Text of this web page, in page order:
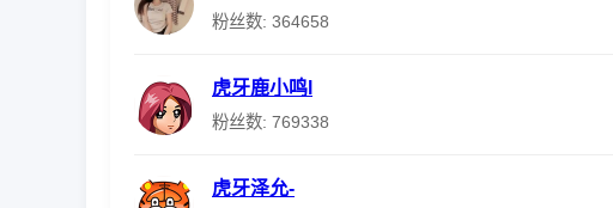
粉丝数: 364658
虎牙鹿小鸣l
粉丝数: 769338
虎牙泽允-